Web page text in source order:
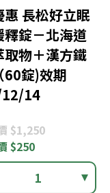
惠 長松好立眠
釋錠－北海道
取物＋漢方鐵
60錠)效期
14
$1,250
$250
1